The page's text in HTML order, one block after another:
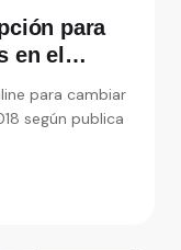
para
en el
para cambiar
según publica